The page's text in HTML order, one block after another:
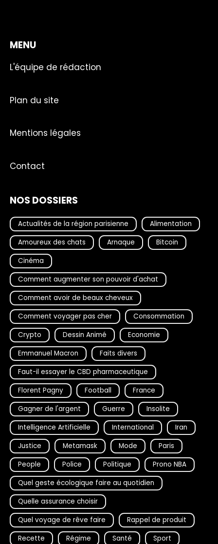
MENU
L'équipe de rédaction
Plan du site
Mentions légales
Contact
NOS DOSSIERS
Actualités de la région parisienne
Alimentation
Amoureux des chats
Arnaque
Bitcoin
Cinéma
Comment augmenter son pouvoir d'achat
Comment avoir de beaux cheveux
Comment voyager pas cher
Consommation
Crypto
Dessin Animé
Economie
Emmanuel Macron
Faits divers
Faut-il essayer le CBD pharmaceutique
Florent Pagny
Football
France
Gagner de l'argent
Guerre
Insolite
Intelligence Artificielle
International
Iran
Justice
Metamask Mode
Paris
People
Police Politique
Prono NBA
Quel geste écologique faire au quotidien
Quelle assurance choisir
Quel voyage de rêve faire
Rappel de produit
Recette
Régime Santé Sport